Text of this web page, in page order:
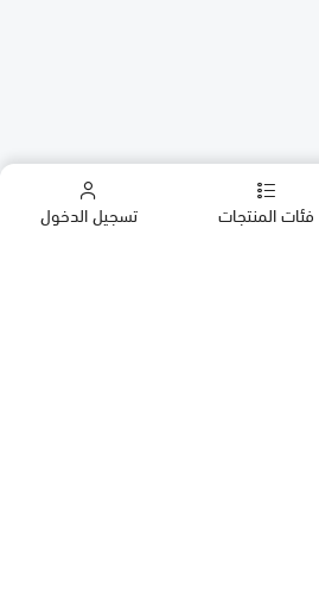
فئات المنتجات تسجيل الدخول